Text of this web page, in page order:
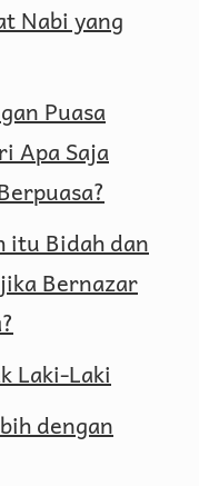
Nabi yang
Puasa
Apa Saja
itu Bidah dan
Bernazar
Laki-Laki
dengan